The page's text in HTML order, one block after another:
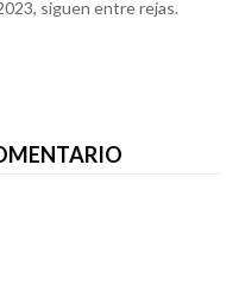
siguen entre rejas.